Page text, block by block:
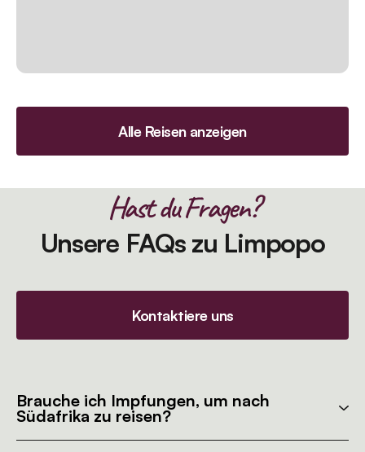
Alle Reisen anzeigen
Hast du Fragen?
Unsere FAQs zu Limpopo
Kontaktiere uns
Brauche ich Impfungen, um nach
Südafrika zu reisen?